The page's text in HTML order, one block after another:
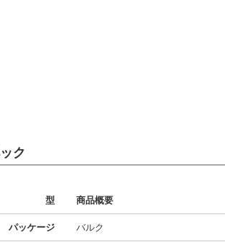
ク
型 商品概要
パッケージ バルク